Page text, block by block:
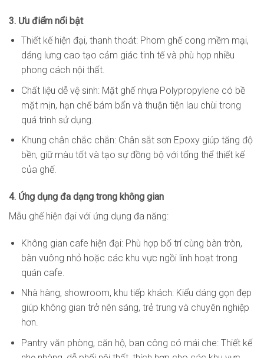
3. Ưu điểm nổi bật
Thiết kế hiện đại, thanh thoát: Phom ghế cong mềm mại,
dáng lưng cao tạo cảm giác tinh tế và phù hợp nhiều
phong cách nội thất.
Chất liệu dễ vệ sinh: Mặt ghế nhựa Polypropylene có bề
mặt mịn, hạn chế bám bẩn và thuận tiện lau chùi trong
quá trình sử dụng.
Khung chân chắc chắn: Chân sắt sơn Epoxy giúp tăng độ
bền, giữ màu tốt và tạo sự đồng bộ với tổng thể thiết kế
của ghế.
4. Ứng dụng đa dạng trong không gian
Mẫu ghế hiện đại với ứng dụng đa năng:
Không gian cafe hiện đại: Phù hợp bố trí cùng bàn tròn,
bàn vuông nhỏ hoặc các khu vực ngồi linh hoạt trong
quán cafe.
Nhà hàng, showroom, khu tiếp khách: Kiểu dáng gọn đẹp
giúp không gian trở nên sáng, trẻ trung và chuyên nghiệp
hơn.
Pantry văn phòng, căn hộ, ban công có mái che: Thiết kế